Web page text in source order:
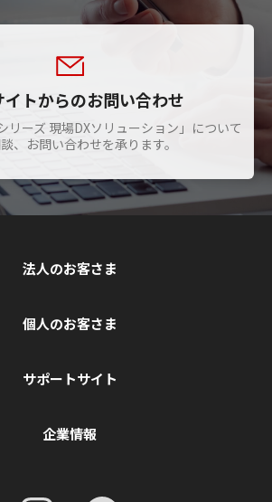
イトからのお問い合わせ
リーズ 現場DXソリューション」について
、お問い合わせを承ります。
法人のお客さま
個人のお客さま
サポートサイト
企業情報